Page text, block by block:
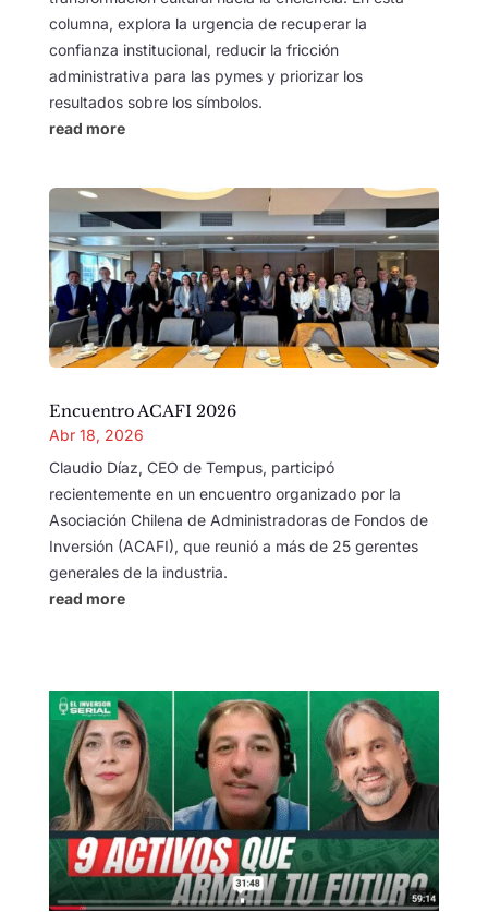
columna, explora la urgencia de recuperar la
confianza institucional, reducir la fricción
administrativa para las pymes y priorizar los
resultados sobre los símbolos.
read more
Encuentro ACAFI 2026
Abr 18, 2026
Claudio Díaz, CEO de Tempus, participó
recientemente en un encuentro organizado por la
Asociación Chilena de Administradoras de Fondos de
Inversión (ACAFI), que reunió a más de 25 gerentes
generales de la industria.
read more